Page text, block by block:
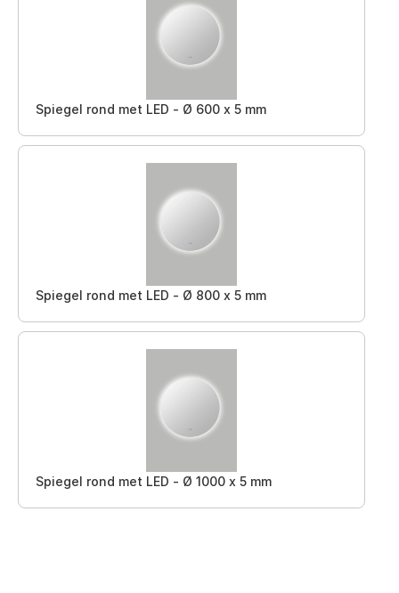
Spiegel rond met LED - Ø 600 x 5 mm
Spiegel rond met LED - Ø 800 x 5 mm
Spiegel rond met LED - Ø 1000 x 5 mm